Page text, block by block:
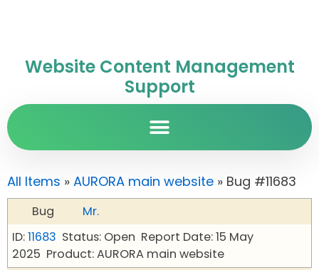
Website Content Management
Support
All Items » AURORA main website » Bug #11683
Bug
Mr.
ID:11683 Status: Open Report Date: 15 May
2025 Product: AURORA main website